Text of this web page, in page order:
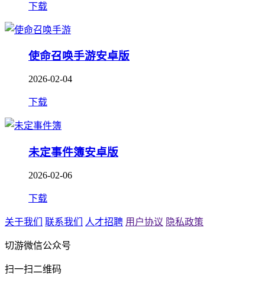
下载
使命召唤手游安卓版
2026-02-04
下载
未定事件簿安卓版
2026-02-06
下载
关于我们 联系我们 人才招聘 用户协议 隐私政策
切游微信公众号
扫一扫二维码